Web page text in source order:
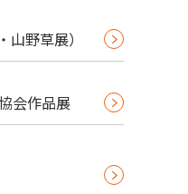
野草展）
会作品展